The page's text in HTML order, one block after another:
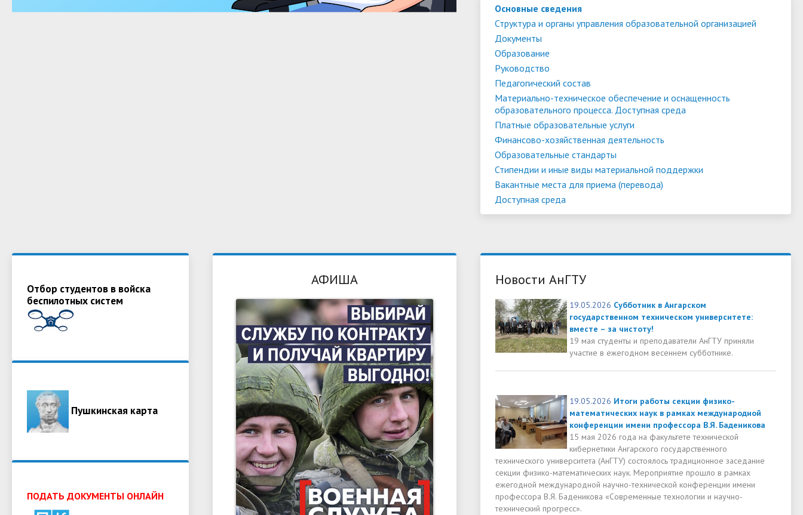
Основные сведения
Структура и органы управления образовательной организацией
Документы
Образование
Руководство
Педагогический состав
Материально-техническое обеспечение и оснащенность
образовательного процесса. Доступная среда
Платные образовательные услуги
Финансово-хозяйственная деятельность
Образовательные стандарты
Стипендии и иные виды материальной поддержки
Вакантные места для приема (перевода)
Доступная среда
Отбор студентов в войска
беспилотных систем
Пушкинская карта
ПОДАТЬ ДОКУМЕНТЫ ОНЛАЙН
АФИША Новости АнГТУ
19.05.2026 Субботник в Ангарском
государственном техническом университете:
вместе – за чистоту!
19 мая студенты и преподаватели АнГТУ приняли
участие в ежегодном весеннем субботнике.
19.05.2026 Итоги работы секции физико-
математических наук в рамках международной
конференции имени профессора В.Я. Баденикова
15 мая 2026 года на факультете технической
кибернетики Ангарского государственного
технического университета (АнГТУ) состоялось традиционное заседание
секции физико-математических наук. Мероприятие прошло в рамках
ежегодной международной научно-технической конференции имени
профессора В.Я. Баденикова «Современные технологии и научно-
технический прогресс».